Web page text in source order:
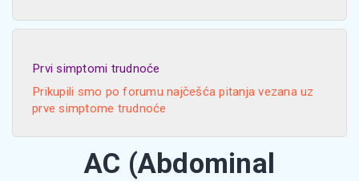
Prvi simptomi trudnoće
Prikupili smo po forumu najčešća pitanja vezana uz
prve simptome trudnoće
AC (Abdominal